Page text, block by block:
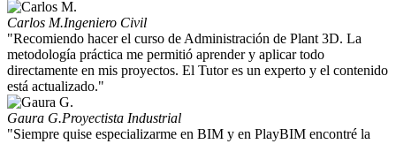
Carlos M.Ingeniero Civil
"Recomiendo hacer el curso de Administración de Plant 3D. La
metodología práctica me permitió aprender y aplicar todo
directamente en mis proyectos. El Tutor es un experto y el contenido
está actualizado."
Gaura G.Proyectista Industrial
"Siempre quise especializarme en BIM y en PlayBIM encontré la